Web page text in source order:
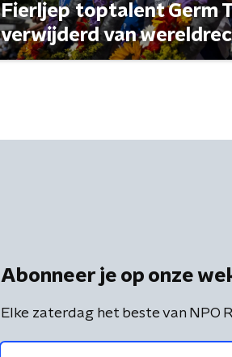
Fierljep toptalent Germ
verwijderd van
Abonneer je op onze
Elke zaterdag het beste van NPO